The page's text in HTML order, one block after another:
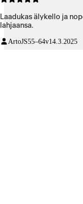
Laadukas älykello ja
lahjaansa.
ArtoJS55–64v14.3.2025